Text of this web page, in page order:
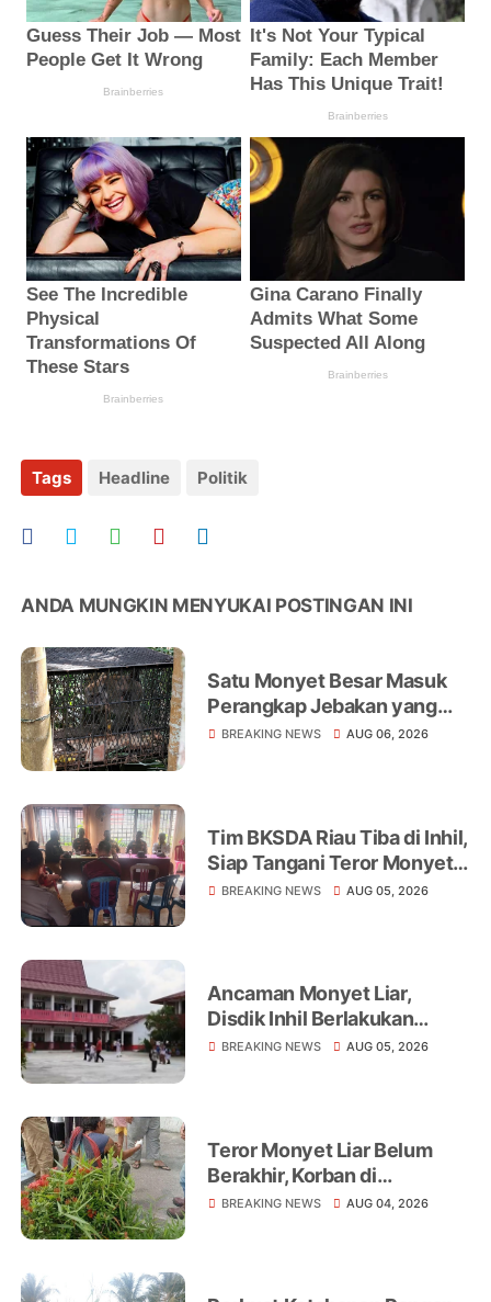
Tags Headline Politik
ANDA MUNGKIN MENYUKAI POSTINGAN INI
Satu Monyet Besar Masuk
Perangkap Jebakan yang
Dipasang di Belakang
BREAKING NEWS AUG 06, 2026
Tim BKSDA Riau Tiba di Inhil,
Siap Tangani Teror Monyet
Liar yang Telah Melukai 18
BREAKING NEWS AUG 05, 2026
Ancaman Monyet Liar,
Disdik Inhil Berlakukan
Belajar dari Rumah di
BREAKING NEWS AUG 05, 2026
Teror Monyet Liar Belum
Berakhir, Korban di
Tembilahan Terus
BREAKING NEWS AUG 04, 2026